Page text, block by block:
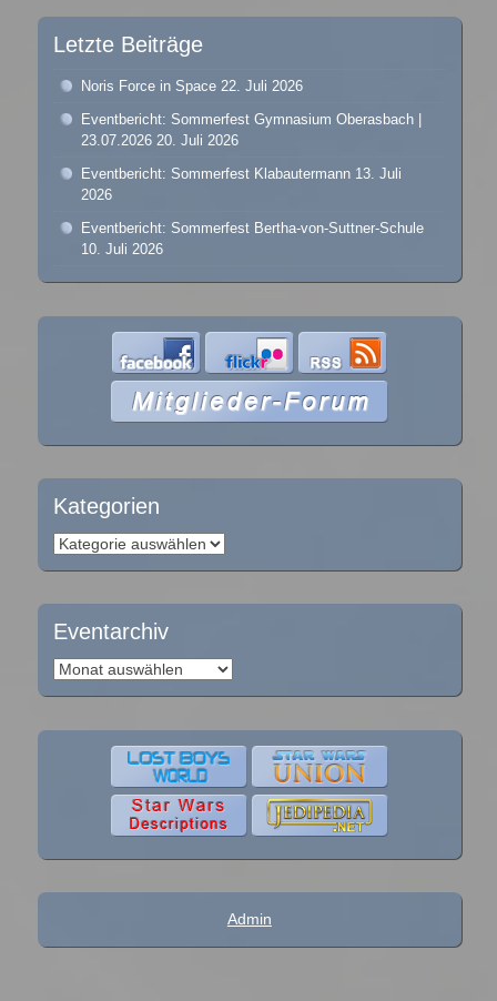
Letzte Beiträge
Noris Force in Space 22. Juli 2026
Eventbericht: Sommerfest Gymnasium Oberasbach |
23.07.2026 20. Juli 2026
Eventbericht: Sommerfest Klabautermann 13. Juli
2026
Eventbericht: Sommerfest Bertha-von-Suttner-Schule
10. Juli 2026
Kategorien
Kategorien
Eventarchiv
Eventarchiv
Admin